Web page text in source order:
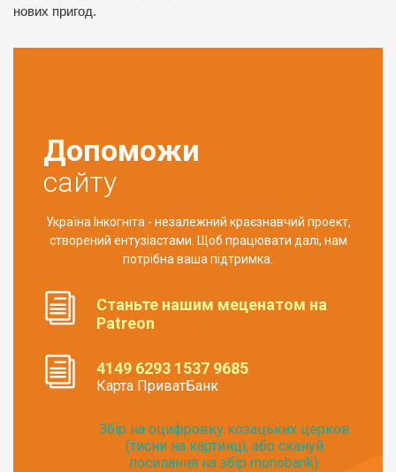
нових пригод.
Допоможи
сайту
Україна Інкогніта - незалежний краєзнавчий проект,
створений ентузіастами. Щоб працювати далі, нам
потрібна ваша підтримка.
Станьте нашим меценатом на
Patreon
4149 6293 1537 9685
Карта ПриватБанк
Збір на оцифровку козацьких церков
(тисни на картинці, або скануй
посилання на збір monobank):